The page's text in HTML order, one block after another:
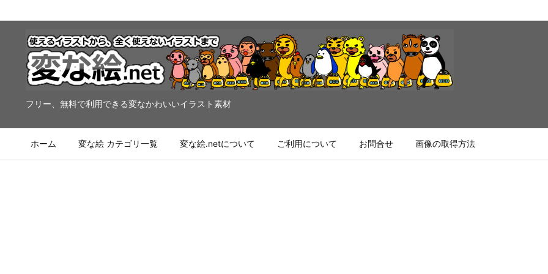
フリー、無料で利用できる変なかわいいイラスト素材
ホーム 変な絵 カテゴリ一覧 変な絵.netについて ご利用について お問合せ 画像の取得方法